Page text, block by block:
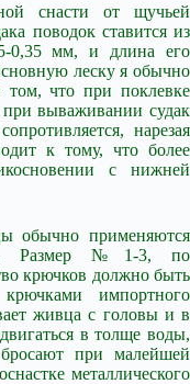
снасти от щучьей
поводок ставится из
0,35 мм, и длина его
леску я обычно
что при поклевке
при вываживании судак
нарезая
к тому, что более
с нижней
обычно применяются
Размер №1-3, по
крючков должно быть
импортного
живца с головы и в
в толще воды,
при малейшей
металлического